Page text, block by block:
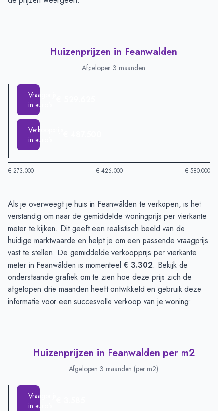
Huizenprijzen in Feanwalden
Afgelopen 3 maanden
Vraagprijs
in euro's
Verkoopprijs
in euro's
€ 273.000 € 426.000 € 580.000
Huizenprijzen in Feanwalden-Afgelopen 3 maanden
Type
Bedrag
Vraagprijs in euro's
€ 529.625
Verkoopprijs in euro's
€ 487.500
Als je overweegt je huis in Feanwâlden te verkopen, is het
verstandig om naar de gemiddelde woningprijs per vierkante
meter te kijken. Dit geeft een realistisch beeld van de
huidige marktwaarde en helpt je om een passende vraagprijs
vast te stellen. De gemiddelde verkoopprijs per vierkante
meter in Feanwâlden is momenteel € 3.302. Bekijk de
onderstaande grafiek om te zien hoe deze prijs zich de
afgelopen drie maanden heeft ontwikkeld en gebruik deze
informatie voor een succesvolle verkoop van je woning:
Huizenprijzen in Feanwalden per m2
Afgelopen 3 maanden (per m2)
Vraagprijs
in euro's